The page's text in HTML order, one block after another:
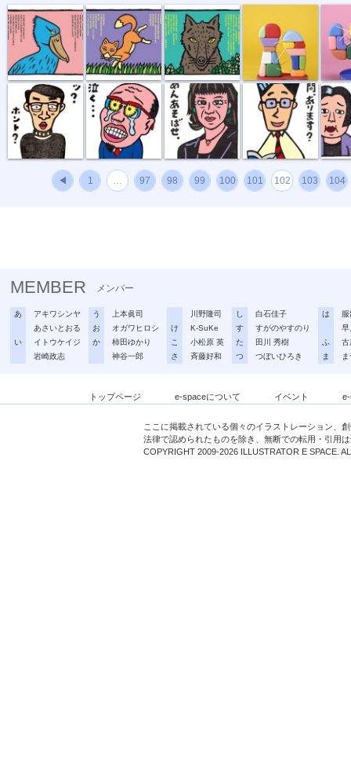
エ？、ホント？ 教頭先生、泣く ごめんあそばせ 優しい先生 不仲説
◀ 1 … 97 98 99 100 101 102 103 104
MEMBER メンバー
あ
アキワシンヤ
あさいとおる
い
イトウケイジ
岩崎政志
う
上本眞司
お
オガワヒロシ
か
柿田ゆかり
神谷一郎
川野隆司
け
K-SuKe
こ
小松原 英
さ
斉藤好和
し
白石佳子
す
すがのやすのり
た
田川 秀樹
つ
つぼいひろき
は
早
ふ
古
ま
トップページ e-spaceについて イベント
ここに掲載されている個々のイラストレーション、
法律で認められたものを除き、無断での転用・引用
COPYRIGHT 2009-2026 ILLUSTRATOR E SPACE.